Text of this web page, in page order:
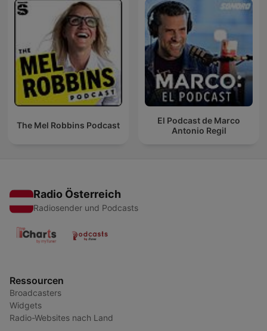
The Mel Robbins Podcast
El Podcast de Marco
Antonio Regil
Radio Österreich
Radiosender und Podcasts
Ressourcen
Broadcasters
Widgets
Radio-Websites nach Land